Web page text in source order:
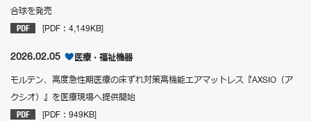
合球を発売
[PDF：4,149KB]
2026.02.05 医療・福祉機器
モルテン、高度急性期医療の床ずれ対策高機能エアマットレス『AXSIO（ア
クシオ）』を医療現場へ提供開始
[PDF：949KB]